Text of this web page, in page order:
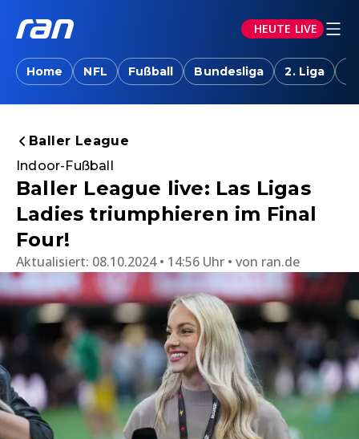
HEUTE LIVE
Home NFL Fußball Bundesliga 2. Liga
Baller League
Indoor-Fußball
Baller League live: Las Ligas
Ladies triumphieren im Final
Four!
Aktualisiert: 08.10.2024 • 14:56 Uhr von ran.de